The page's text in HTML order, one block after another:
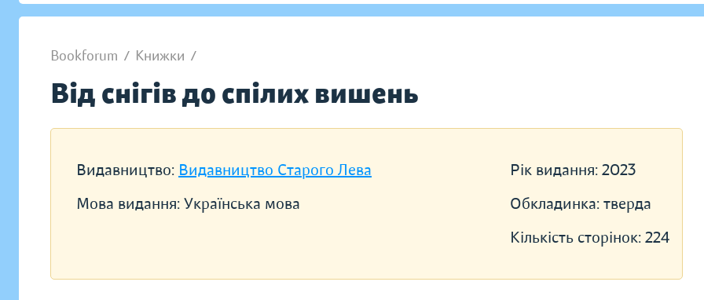
Bookforum / Книжки /
Від снігів до спілих вишень
Видавництво: Видавництво Старого Лева
Мова видання: Українська мова
Рік видання: 2023
Обкладинка: тверда
Кількість сторінок: 224